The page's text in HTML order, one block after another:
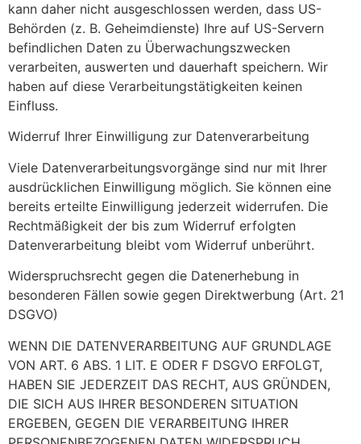
kann daher nicht ausgeschlossen werden, dass US-
Behörden (z. B. Geheimdienste) Ihre auf US-Servern
befindlichen Daten zu Überwachungszwecken
verarbeiten, auswerten und dauerhaft speichern. Wir
haben auf diese Verarbeitungstätigkeiten keinen
Einfluss.
Widerruf Ihrer Einwilligung zur Datenverarbeitung
Viele Datenverarbeitungsvorgänge sind nur mit Ihrer
ausdrücklichen Einwilligung möglich. Sie können eine
bereits erteilte Einwilligung jederzeit widerrufen. Die
Rechtmäßigkeit der bis zum Widerruf erfolgten
Datenverarbeitung bleibt vom Widerruf unberührt.
Widerspruchsrecht gegen die Datenerhebung in
besonderen Fällen sowie gegen Direktwerbung (Art. 21
DSGVO)
WENN DIE DATENVERARBEITUNG AUF GRUNDLAGE
VON ART. 6 ABS. 1 LIT. E ODER F DSGVO ERFOLGT,
HABEN SIE JEDERZEIT DAS RECHT, AUS GRÜNDEN,
DIE SICH AUS IHRER BESONDEREN SITUATION
ERGEBEN, GEGEN DIE VERARBEITUNG IHRER